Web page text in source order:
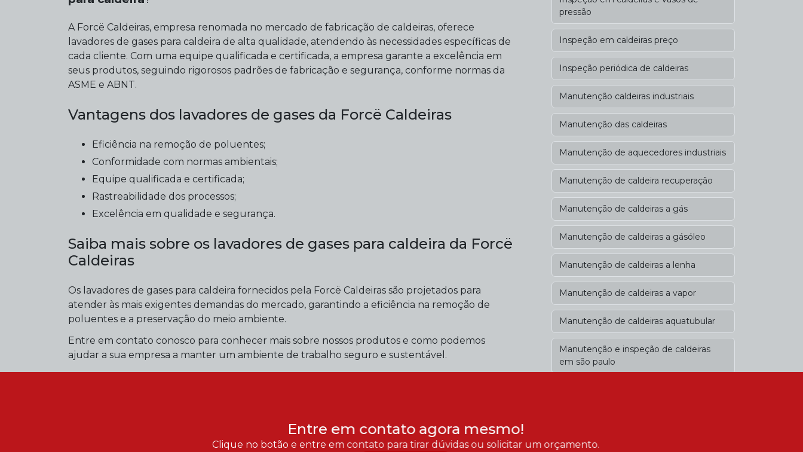
A Forcë Caldeiras, empresa renomada no mercado de fabricação de caldeiras, oferece
lavadores de gases para caldeira de alta qualidade, atendendo às necessidades específicas de
cada cliente. Com uma equipe qualificada e certificada, a empresa garante a excelência em
seus produtos, seguindo rigorosos padrões de fabricação e segurança, conforme normas da
ASME e ABNT.
Vantagens dos lavadores de gases da Forcë Caldeiras
Eficiência na remoção de poluentes;
Conformidade com normas ambientais;
Equipe qualificada e certificada;
Rastreabilidade dos processos;
Excelência em qualidade e segurança.
Saiba mais sobre os lavadores de gases para caldeira da Forcë
Caldeiras
Os lavadores de gases para caldeira fornecidos pela Forcë Caldeiras são projetados para
atender às mais exigentes demandas do mercado, garantindo a eficiência na remoção de
poluentes e a preservação do meio ambiente.
Entre em contato conosco para conhecer mais sobre nossos produtos e como podemos
ajudar a sua empresa a manter um ambiente de trabalho seguro e sustentável.
Entre em contato agora mesmo!
Clique no botão e entre em contato para tirar dúvidas ou solicitar um orçamento.
pressão
Inspeção em caldeiras preço
Inspeção periódica de caldeiras
Manutenção caldeiras industriais
Manutenção das caldeiras
Manutenção de aquecedores industriais
Manutenção de caldeira recuperação
Manutenção de caldeiras a gás
Manutenção de caldeiras a gásóleo
Manutenção de caldeiras a lenha
Manutenção de caldeiras a vapor
Manutenção de caldeiras aquatubular
Manutenção e inspeção de caldeiras
em são paulo